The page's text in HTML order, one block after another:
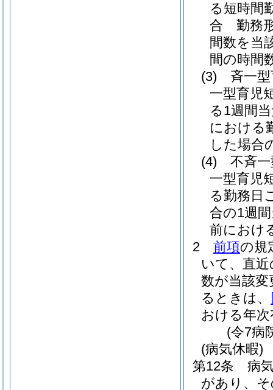
る短時間
合 勤務
間数を当
間の時間
(3)
斉一
一型育児
る1週間
における
した場合
(4)
不斉
一型育児
る勤務日
合の1週
前におけ
2
前項の規
いて、直
数が当該
るときは、
おける年
(令7病
(病気休暇)
第12条
病
があり、